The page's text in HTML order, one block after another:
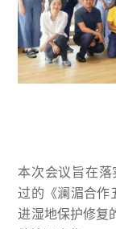
本次会议旨在
过的《澜湄合作
进湿地保护修复